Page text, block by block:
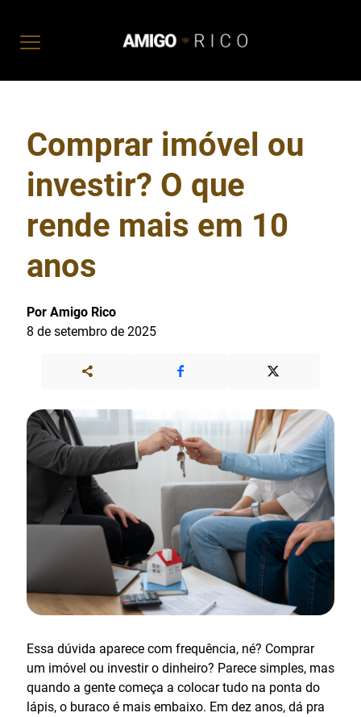
Comprar imóvel ou
investir? O que
rende mais em 10
anos
Por Amigo Rico
8 de setembro de 2025
Essa dúvida aparece com frequência, né? Comprar
um imóvel ou investir o dinheiro? Parece simples, mas
quando a gente começa a colocar tudo na ponta do
lápis, o buraco é mais embaixo. Em dez anos, dá pra